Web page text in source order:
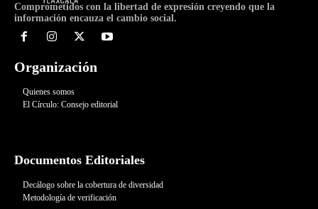
Comprometidos con la libertad de expresión creyendo que la
información encauza el cambio social.
Organización
Quienes somos
El Círculo: Consejo editorial
Documentos Editoriales
Decálogo sobre la cobertura de diversidad
Metodología de verificación